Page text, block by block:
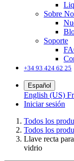
Sobre
Soporte
+34 93 424 62 25
Español
English (US)
Iniciar sesión
Todos los
Todos los
Llave recta
vidrio